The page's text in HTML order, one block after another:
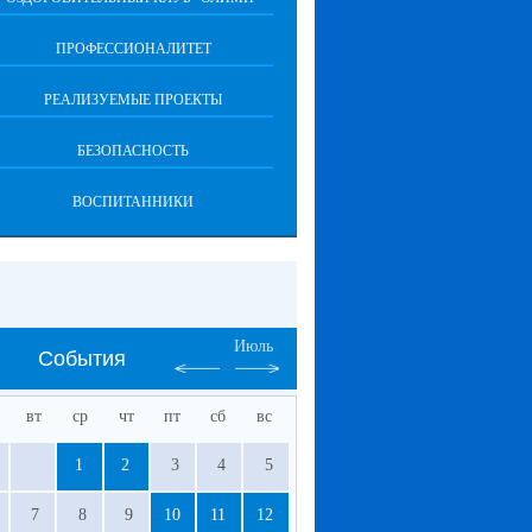
ПРОФЕССИОНАЛИТЕТ
РЕАЛИЗУЕМЫЕ ПРОЕКТЫ
БЕЗОПАСНОСТЬ
ВОСПИТАННИКИ
События
Июль
вт ср чт пт сб вс
1 2 3 4 5
7 8 9 10 11 12